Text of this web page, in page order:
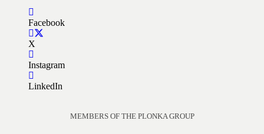
Facebook
X
Instagram
LinkedIn
MEMBERS OF THE PLONKA GROUP